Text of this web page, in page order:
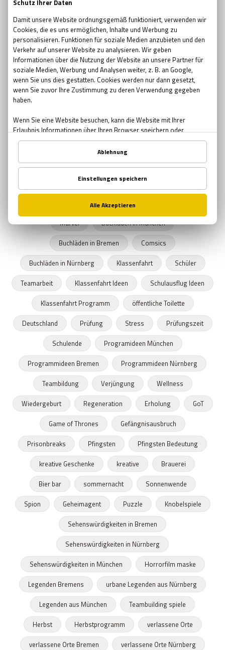
escape room movie
no escape room
escape room 2017
Ostern
Ostern in Bremen
Ostern in München
Ostern in Nürnberg
Teambuilding
Teambuilding Möglichkeiten Bremen
Teambuilding Möglichkeiten Nürnberg
Muttertag
Geschenke zum Muttertag
Mutter-Tochter Aktivitäten Nürnberg
Mutter-Tochter Aktivitäten Bremen
Mutter-Tochter Aktivitäten München
Marvel
Buchläden in München
Buchläden in Bremen
Comsics
Buchläden in Nürnberg
Klassenfahrt
Schüler
Teamarbeit
Klassenfahrt Ideen
Schulausflug Ideen
Klassenfahrt Programm
öffentliche Toilette
Deutschland
Prüfung Stress
Prüfungszeit
Schulende
Programideen München
Programmideen Bremen
Programmideen Nürnberg
Teambildung
Verjüngung
Wellness
Wiedergeburt
Regeneration Erholung
GoT
Game of Thrones
Gefängnisausbruch
Prisonbreaks
Pfingsten
Pfingsten Bedeutung
kreative Geschenke
kreative
Brauerei
Bier bar
sommernacht
Sonnenwende
Spion
Geheimagent Puzzle
Knobelspiele
Sehenswürdigkeiten in Bremen
Sehenswürdigkeiten in Nürnberg
Sehenswürdigkeiten in München
Horrorfilm maske
Legenden Bremens
urbane Legenden aus Nürnberg
Legenden aus München
Teambuilding spiele
Herbst
Herbstprogramm
verlassene Orte
verlassene Orte Bremen
verlassene Orte Nürnberg